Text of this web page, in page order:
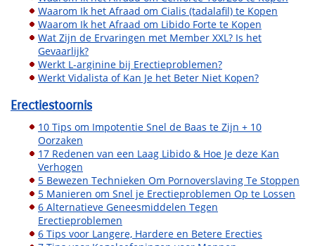
Waarom Ik het Afraad om Cialis (tadalafil) te Kopen
Waarom Ik het Afraad om Libido Forte te Kopen
Wat Zijn de Ervaringen met Member XXL? Is het
Gevaarlijk?
Werkt L-arginine bij Erectieproblemen?
Werkt Vidalista of Kan Je het Beter Niet Kopen?
Erectiestoornis
10 Tips om Impotentie Snel de Baas te Zijn + 10
Oorzaken
17 Redenen van een Laag Libido & Hoe Je deze Kan
Verhogen
5 Bewezen Technieken Om Pornoverslaving Te Stoppen
5 Manieren om Snel je Erectieproblemen Op te Lossen
6 Alternatieve Geneesmiddelen Tegen
Erectieproblemen
6 Tips voor Langere, Hardere en Betere Erecties